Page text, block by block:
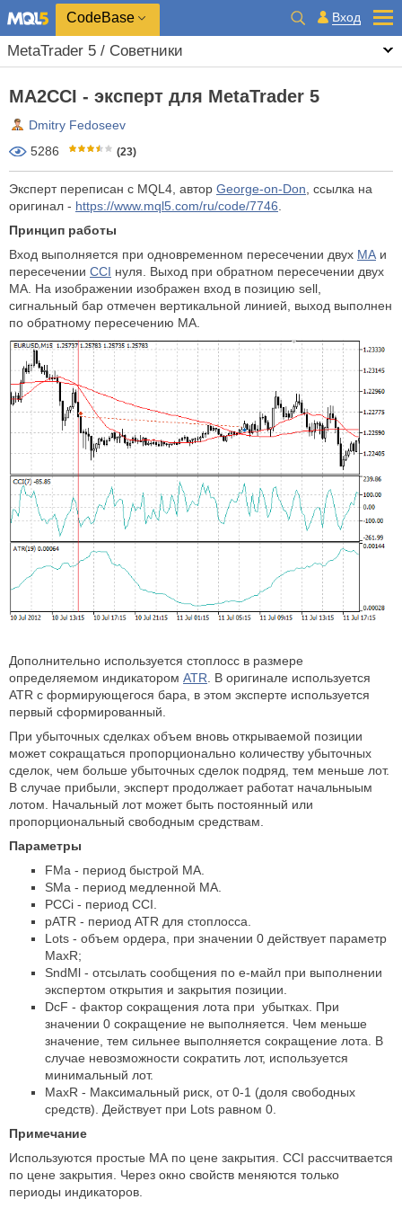
CodeBase Вход
MetaTrader 5 / Советники
MA2CCI - эксперт для MetaTrader 5
Dmitry Fedoseev
5286
(23)
Эксперт переписан с MQL4, автор George-on-Don , ссылка на
оригинал - https://www.mql5.com/ru/code/7746
Принцип работы
Вход выполняется при одновременном пересечении двух МА и
пересечении CCI нуля. Выход при обратном пересечении двух
МА. На изображении изображен вход в позицию sell,
сигнальный бар отмечен вертикальной линией, выход выполнен
по обратному пересечению МА.
Дополнительно используется стоплосс в размере
определяемом индикатором ATR. В оригинале используется
ATR с формирующегося бара, в этом эксперте используется
первый сформированный.
При убыточных сделках объем вновь открываемой позиции
может сокращаться пропорционально количеству убыточных
сделок, чем больше убыточных сделок подряд, тем меньше лот.
В случае прибыли, эксперт продолжает работат начальныым
лотом. Начальный лот может быть постоянный или
пропорциональный свободным средствам.
Параметры
FMa - период быстрой МА.
SMa - период медленной МА.
PCCi - период CCI.
pATR - период ATR для стоплосса.
Lots - объем ордера, при значении 0 действует параметр
MaxR;
SndMl - отсылать сообщения по е-майл при выполнении
экспертом открытия и закрытия позиции.
DcF - фактор сокращения лота при убытках. При
значении 0 сокращение не выполняется. Чем меньше
значение, тем сильнее выполняется сокращение лота. В
случае невозможности сократить лот, используется
минимальный лот.
MaxR - Максимальный риск, от 0-1 (доля свободных
средств). Действует при Lots равном 0.
Примечание
Используются простые МА по цене закрытия. CCI рассчитвается
по цене закрытия. Через окно свойств меняются только
периоды индикаторов.